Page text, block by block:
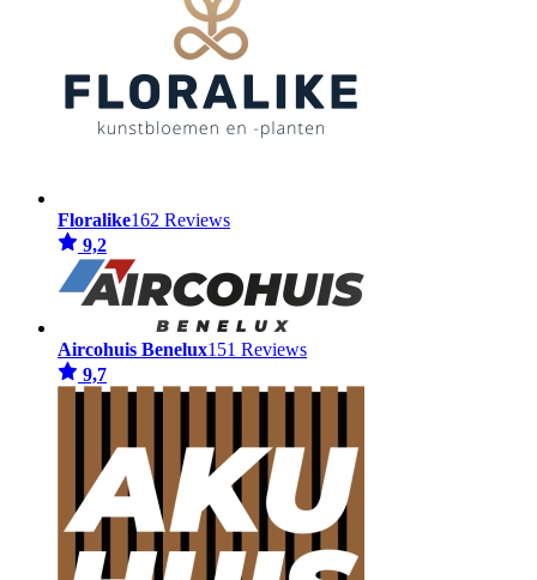
Floralike162 Reviews
9,2
Aircohuis Benelux151 Reviews
9,7